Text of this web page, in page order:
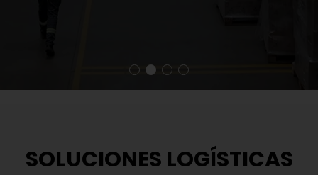
SOLUCIONES LOGÍSTICAS